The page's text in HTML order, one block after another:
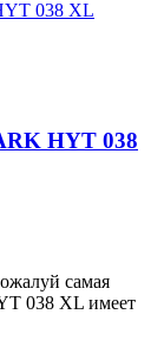
HYT 038
самая
038 XL имеет